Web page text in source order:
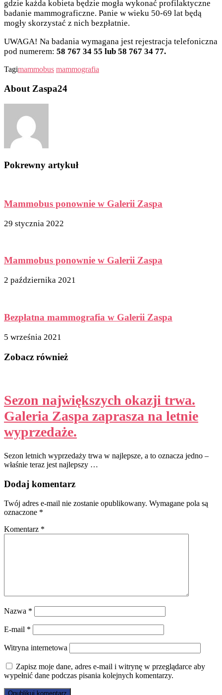
gdzie każda kobieta będzie mogła wykonać profilaktyczne
badanie mammograficzne. Panie w wieku 50-69 lat będą
mogły skorzystać z nich bezpłatnie.
UWAGA! Na badania wymagana jest rejestracja telefoniczna
pod numerem: 58 767 34 55 lub 58 767 34 77.
Tagimammobus mammografia
About Zaspa24
Pokrewny artykuł
Mammobus ponownie w Galerii Zaspa
29 stycznia 2022
Mammobus ponownie w Galerii Zaspa
2 października 2021
Bezpłatna mammografia w Galerii Zaspa
5 września 2021
Zobacz również
Sezon największych okazji trwa.
Galeria Zaspa zaprasza na letnie
wyprzedaże.
Sezon letnich wyprzedaży trwa w najlepsze, a to oznacza jedno –
właśnie teraz jest najlepszy …
Dodaj komentarz
Twój adres e-mail nie zostanie opublikowany. Wymagane pola są
oznaczone *
Komentarz *
Nazwa *
E-mail *
Witryna internetowa
Zapisz moje dane, adres e-mail i witrynę w przeglądarce aby
wypełnić dane podczas pisania kolejnych komentarzy.